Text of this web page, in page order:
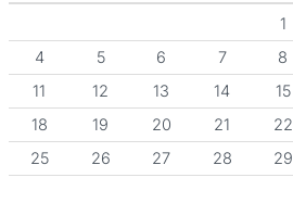
1
4
5 6 7 8
11
12 13 14 15
18
19 20 21 22
25
26 27 28 29